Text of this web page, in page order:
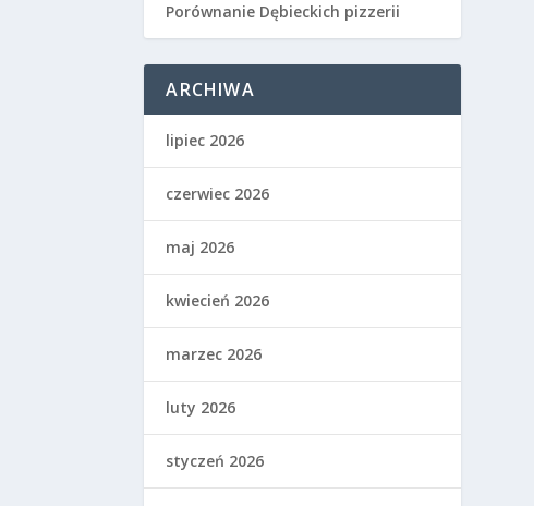
Porównanie Dębieckich pizzerii
ARCHIWA
lipiec 2026
czerwiec 2026
maj 2026
kwiecień 2026
marzec 2026
luty 2026
styczeń 2026